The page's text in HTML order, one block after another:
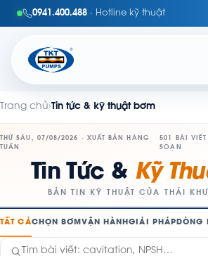
0941.400.488 · Hotline kỹ thuật
Trang chủ› Tin tức & kỹ thuật bơm
THỨ SÁU, 07/08/2026 · XUẤT BẢN HÀNG
TUẦN
501 BÀI VIẾT
SOẠN
Tin Tức & Kỹ
BẢN TIN KỸ THUẬT CỦA THÁI
TẤT CẢCHỌN BƠMVẬN HÀNHGIẢI PHÁP DÒNG